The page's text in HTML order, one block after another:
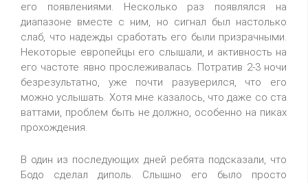
его появлениями. Несколько раз появлялся на
диапазоне вместе с ним, но сигнал был настолько
слаб, что надежды сработать его были призрачными.
Некоторые европейцы его слышали, и активность на
его частоте явно прослеживалась. Потратив 2-3 ночи
безрезультатно, уже почти разуверился, что его
можно услышать. Хотя мне казалось, что даже со ста
ваттами, проблем быть не должно, особенно на пиках
прохождения.
В один из последующих дней ребята подсказали, что
Бодо сделал диполь. Слышно его было просто